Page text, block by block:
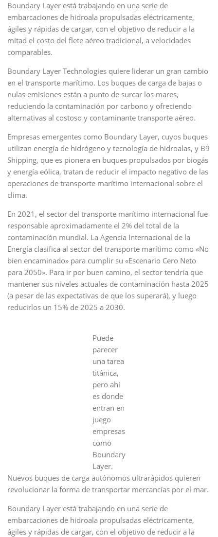
Boundary Layer está trabajando en una serie de
embarcaciones de hidroala propulsadas eléctricamente,
ágiles y rápidas de cargar, con el objetivo de reducir a la
mitad el costo del flete aéreo tradicional, a velocidades
comparables.
Boundary Layer Technologies quiere liderar un gran cambio
en el transporte marítimo. Los buques de carga de bajas o
nulas emisiones están a punto de surcar los mares,
reduciendo la contaminación por carbono y ofreciendo
alternativas al costoso y contaminante transporte aéreo.
Empresas emergentes como Boundary Layer, cuyos buques
utilizan energía de hidrógeno y tecnología de hidroalas, y B9
Shipping, que es pionera en buques propulsados por biogás
y energía eólica, tratan de reducir el impacto negativo de las
operaciones de transporte marítimo internacional sobre el
clima.
En 2021, el sector del transporte marítimo internacional fue
responsable aproximadamente el 2% del total de la
contaminación mundial. La Agencia Internacional de la
Energía clasifica al sector del transporte marítimo como «No
bien encaminado» para cumplir su «Escenario Cero Neto
para 2050». Para ir por buen camino, el sector tendría que
mantener sus niveles actuales de contaminación hasta 2025
(a pesar de las expectativas de que los superará), y luego
reducirlos un 15% de 2025 a 2030.
Puede
parecer
una tarea
titánica,
pero ahí
es donde
entran en
juego
empresas
como
Boundary
Layer.
Nuevos buques de carga autónomos ultrarápidos quieren
revolucionar la forma de transportar mercancías por el mar.
Boundary Layer está trabajando en una serie de
embarcaciones de hidroala propulsadas eléctricamente,
ágiles y rápidas de cargar, con el objetivo de reducir a la